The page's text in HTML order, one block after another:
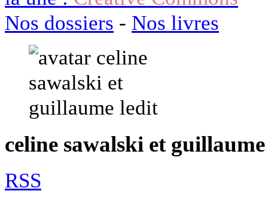
Nos dossiers - Nos livres
celine sawalski et
RSS